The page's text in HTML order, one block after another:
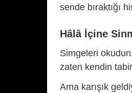
sende bıraktığı
Hâlâ İçine
Simgeleri
zaten kendin
Ama karışık